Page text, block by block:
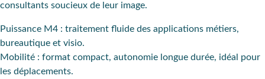
consultants soucieux de leur image.
Puissance M4 : traitement fluide des applications métiers,
bureautique et visio.
Mobilité : format compact, autonomie longue durée, idéal pour
les déplacements.